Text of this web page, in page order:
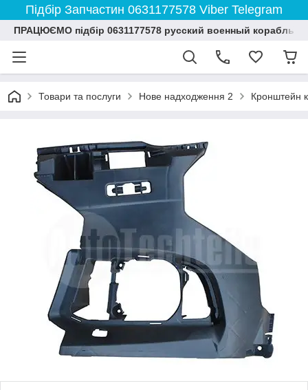
Підбір Запчастин 0631177578 Viber Telegram
ПРАЦЮЄМО підбір 0631177578 русский военный корабль
Товари та послуги Нове надходження 2 Кронштейн